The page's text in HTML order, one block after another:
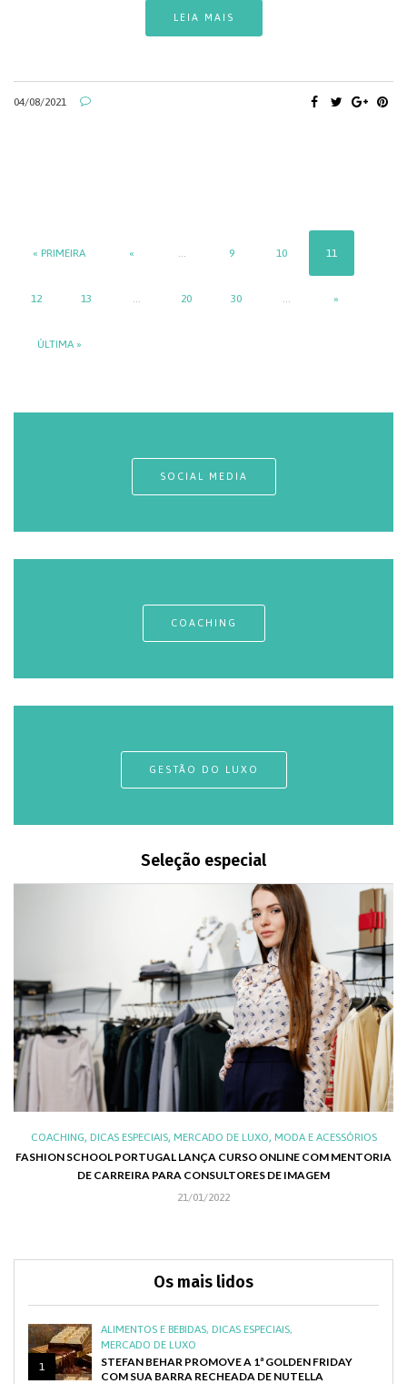
LEIA MAIS
04/08/2021
« PRIMEIRA « 9 10 11
12 13 20 30 »
ÚLTIMA »
SOCIAL MEDIA
COACHING
GESTÃO DO LUXO
Seleção especial
COACHING, DICAS ESPECIAIS, MERCADO DE LUXO, MODA E ACESSÓRIOS
FASHION SCHOOL PORTUGAL LANÇA CURSO ONLINE COM MENTORIA
DE CARREIRA PARA CONSULTORES DE IMAGEM
21/01/2022
Os mais lidos
1
ALIMENTOS E BEBIDAS, DICAS ESPECIAIS,
MERCADO DE LUXO
STEFAN BEHAR PROMOVE A 1ª GOLDEN FRIDAY
COM SUA BARRA RECHEADA DE NUTELLA